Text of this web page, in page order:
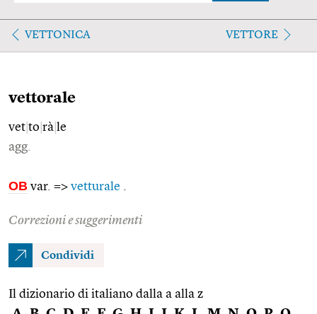
VETTONICA VETTORE
vettorale
vet to rà le
agg.
OB var. => vetturale
Correzioni e suggerimenti
Condividi
Il dizionario di italiano dalla a alla z